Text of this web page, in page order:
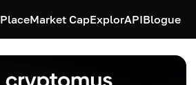
PlaceMarket CapExplorAPIBlogue